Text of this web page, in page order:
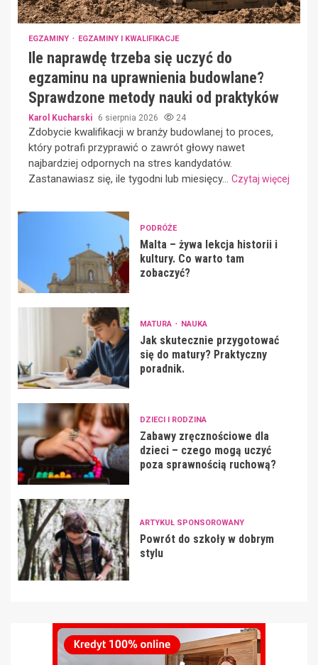
EGZAMINY EGZAMINY I KWALIFIKACJE
Ile naprawdę trzeba się uczyć do
egzaminu na uprawnienia budowlane?
Sprawdzone metody nauki od praktyków
Karol Kucharski 6 sierpnia 2026 24
Zdobycie kwalifikacji w branży budowlanej to proces,
który potrafi przyprawić o zawrót głowy nawet
najbardziej odpornych na stres kandydatów.
Zastanawiasz się, ile tygodni lub miesięcy... Czytaj więcej
PODRÓŻE
Malta – żywa lekcja historii i
kultury. Co warto tam
zobaczyć?
MATURA NAUKA
Jak skutecznie przygotować
się do matury? Praktyczny
poradnik.
DZIECI I RODZINA
Zabawy zręcznościowe dla
dzieci – czego mogą uczyć
poza sprawnością ruchową?
ARTYKUŁ SPONSOROWANY
Powrót do szkoły w dobrym
stylu